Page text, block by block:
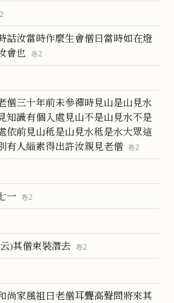
2
話汝當時作麼生會僧曰當時如在燈
會也 卷2
僧三十年前未參禪時見山是山見水
知識有個入處見山不是山見水不是
依前見山秪是山見水秪是水大眾這
有人緇素得出許汝親見老僧 卷2
一 卷2
)其僧束裝潛去 卷2
尚家風祖曰老僧耳聾高聲問將來其